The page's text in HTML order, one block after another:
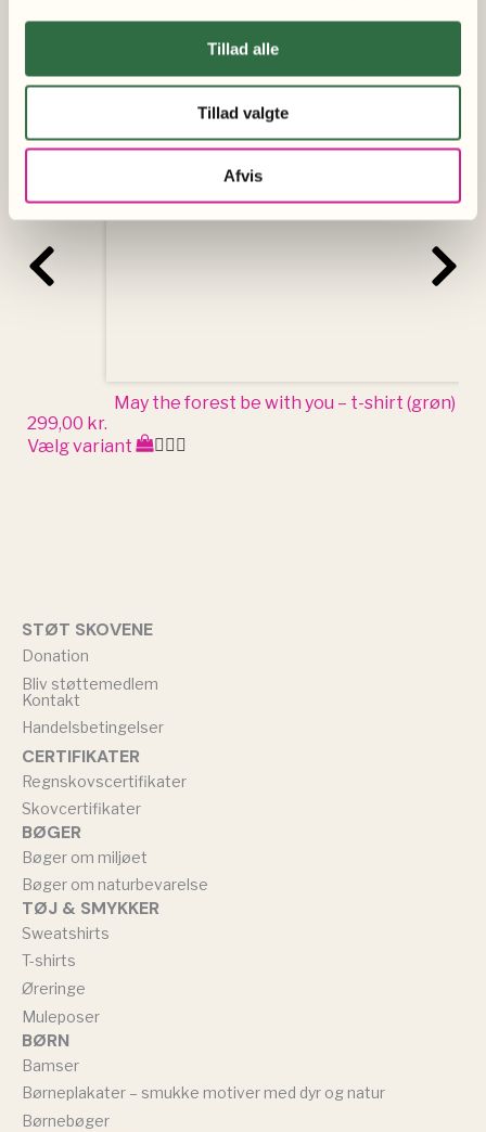
Tillad alle
Tillad valgte
Afvis
May the forest be with you – t-shirt (grøn)
299,00 kr.
Vælg variant
flere
Mulighederne
vælges
STØT SKOVENE
Donation
Bliv støttemedlem
Kontakt
Handelsbetingelser
CERTIFIKATER
Regnskovscertifikater
Skovcertifikater
BØGER
Bøger om miljøet
Bøger om naturbevarelse
TØJ & SMYKKER
Sweatshirts
T-shirts
Øreringe
Muleposer
BØRN
Bamser
Børneplakater – smukke motiver med dyr og natur
Børnebøger